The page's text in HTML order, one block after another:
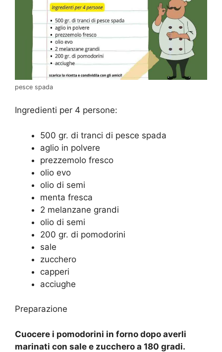
pesce spada
Ingredienti per 4 persone:
500 gr. di tranci di pesce spada
aglio in polvere
prezzemolo fresco
olio evo
olio di semi
menta fresca
2 melanzane grandi
olio di semi
200 gr. di pomodorini
sale
zucchero
capperi
acciughe
Preparazione
Cuocere i pomodorini in forno dopo averli
marinati con sale e zucchero a 180 gradi.